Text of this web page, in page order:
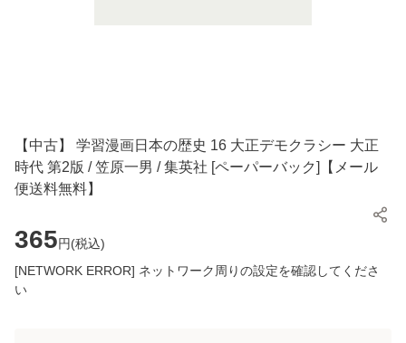
【中古】 学習漫画日本の歴史 16 大正デモクラシー 大正
時代 第2版 / 笠原一男 / 集英社 [ペーパーバック]【メール
便送料無料】
365円(税込)
[NETWORK ERROR] ネットワーク周りの設定を確認してくださ
い